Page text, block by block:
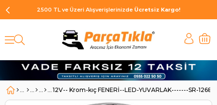
2500 TL ve Üzeri Alışverişlerinizde Ücretsiz Kargo!
12V-- Krom-kıç FENERİ--LED-YUVARLAK-------SR-12680